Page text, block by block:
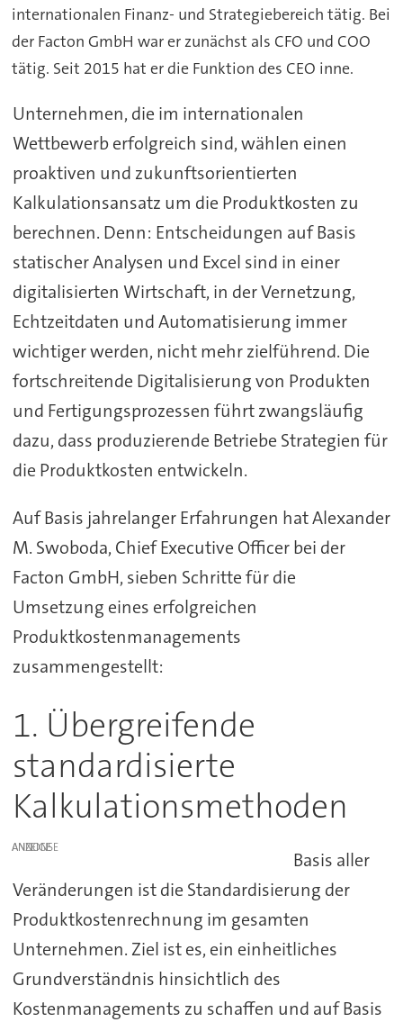
internationalen Finanz- und Strategiebereich tätig. Bei
der Facton GmbH war er zunächst als CFO und COO
tätig. Seit 2015 hat er die Funktion des CEO inne.
Unternehmen, die im internationalen
Wettbewerb erfolgreich sind, wählen einen
proaktiven und zukunftsorientierten
Kalkulationsansatz um die Produktkosten zu
berechnen. Denn: Entscheidungen auf Basis
statischer Analysen und Excel sind in einer
digitalisierten Wirtschaft, in der Vernetzung,
Echtzeitdaten und Automatisierung immer
wichtiger werden, nicht mehr zielführend. Die
fortschreitende Digitalisierung von Produkten
und Fertigungsprozessen führt zwangsläufig
dazu, dass produzierende Betriebe Strategien für
die Produktkosten entwickeln.
Auf Basis jahrelanger Erfahrungen hat Alexander
M. Swoboda, Chief Executive Officer bei der
Facton GmbH, sieben Schritte für die
Umsetzung eines erfolgreichen
Produktkostenmanagements
zusammengestellt:
1. Übergreifende
standardisierte
Kalkulationsmethoden
ANZEIGE
Basis aller
Veränderungen ist die Standardisierung der
Produktkostenrechnung im gesamten
Unternehmen. Ziel ist es, ein einheitliches
Grundverständnis hinsichtlich des
Kostenmanagements zu schaffen und auf Basis